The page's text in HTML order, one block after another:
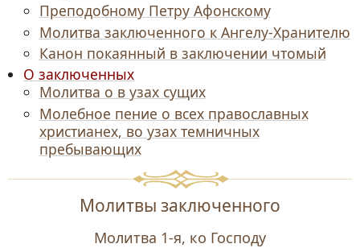
Преподобному Петру Афонскому
Молитва заключенного к Ангелу-Хранителю
Канон покаянный в заключении чтомый
О заключенных
Молитва о в узах сущих
Молебное пение о всех православных
христианех, во узах темничных
пребывающих
Молитвы заключенного
Молитва 1-я, ко Господу